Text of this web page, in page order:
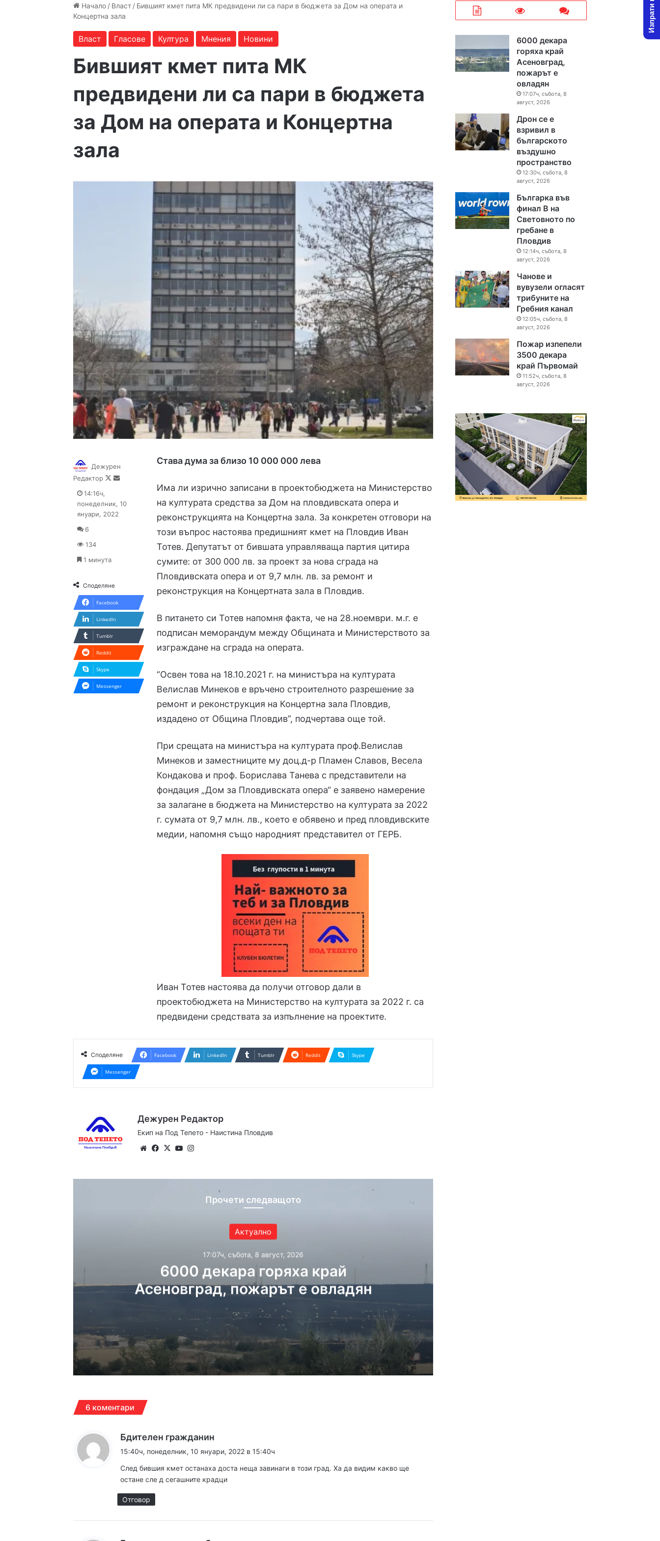
Начало / Власт / Бившият кмет пита МК предвидени ли са пари в бюджета за Дом на операта и
Концертна зала
Власт Гласове Култура Мнения Новини
Бившият кмет пита МК
предвидени ли са пари в бюджета
за Дом на операта и Концертна
зала
Става дума за близо 10 000 000 лева
Има ли изрично записани в проектобюджета на Министерство
на културата средства за Дом на пловдивската опера и
реконструкцията на Концертна зала. За конкретен отговори на
този въпрос настоява предишният кмет на Пловдив Иван
Тотев. Депутатът от бившата управляваща партия цитира
сумите: от 300 000 лв. за проект за нова сграда на
Пловдивската опера и от 9,7 млн. лв. за ремонт и
реконструкция на Концертната зала в Пловдив.
В питането си Тотев напомня факта, че на 28.ноември. м.г. е
подписан меморандум между Общината и Министерството за
изграждане на сграда на операта.
“Освен това на 18.10.2021 г. на министъра на културата
Велислав Минеков е връчено строителното разрешение за
ремонт и реконструкция на Концертна зала Пловдив,
издадено от Община Пловдив”, подчертава още той.
При срещата на министъра на културата проф.Велислав
Минеков и заместниците му доц.д-р Пламен Славов, Весела
Кондакова и проф. Борислава Танева с представители на
фондация „Дом за Пловдивската опера“ е заявено намерение
за залагане в бюджета на Министерство на културата за 2022
г. сумата от 9,7 млн. лв., което е обявено и пред пловдивските
медии, напомня също народният представител от ГЕРБ.
Иван Тотев настоява да получи отговор дали в
проектобюджета на Министерство на културата за 2022 г. са
предвидени средствата за изпълнение на проектите.
Дежурен
Редактор
Follow
Send
14:16ч,
понеделник, 10
януари, 2022
6
134
1 минута
Споделяне
Facebook
LinkedIn
Tumblr
Reddit
Skype
Messenger
Споделяне Facebook LinkedIn Tumblr Reddit Skype
Messenger
Дежурен Редактор
Екип на Под Тепето - Наистина Пловдив
WebsiteFacebook
X YouTube
Прочети следващото
Актуално
17:07ч, събота, 8 август, 2026
6000 декара горяха край
Асеновград, пожарът е овладян
17:07ч, събота, 8 август, 2026
6000 декара горяха край Асеновград, пожарът е овладян
Дрон се е взривил в българското въздушно пространство
12:14ч, събота, 8 август, 2026
12:05ч, събота, 8 август, 2026
6 коментари
Бдителен гражданин
а
:
15:40ч, понеделник, 10 януари, 2022 в 15:40ч
След бившия кмет останаха доста неща завинаги в този град. Ха да видим какво ще
остане сле д сегашните крадци
Отговор
6000 декара
горяха край
Асеновград,
пожарът е
овладян
17:07ч, събота, 8
август, 2026
Дрон се е
взривил в
българското
въздушно
пространство
12:30ч, събота, 8
август, 2026
Българка във
финал B на
Световното по
гребане в
Пловдив
12:14ч, събота, 8
август, 2026
Чанове и
вувузели огласят
трибуните на
Гребния канал
12:05ч, събота, 8
август, 2026
Пожар изпепели
3500 декара
край Първомай
11:52ч, събота, 8
август, 2026